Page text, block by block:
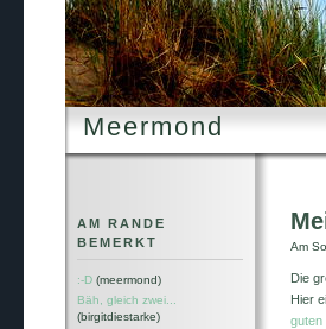
Meermond
AM RANDE
BEMERKT
:-D (meermond)
Bäh, gleich zwei...
(birgitdiestarke)
Am
Die
Hier
guten